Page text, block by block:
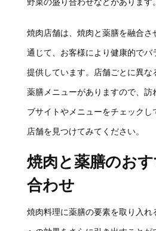
焼肉店舗は、焼肉と薬膳を融合さ
通じて、お客様により健康的でバ
提供しています。店舗ごとに異な
薬膳メニューがありますので、訪
ブサイトやメニューをチェックし
店舗を見つけてみてください。
焼肉と薬膳のお
合わせ
焼肉料理に薬膳の要素を取り入れ